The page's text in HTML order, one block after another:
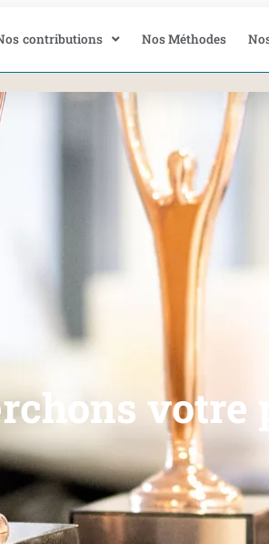
contributions Nos Méthodes
votre